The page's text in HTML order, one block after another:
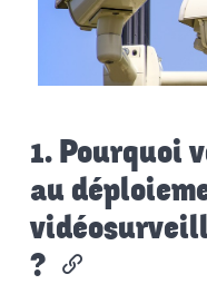
1. Pourquoi
au
?